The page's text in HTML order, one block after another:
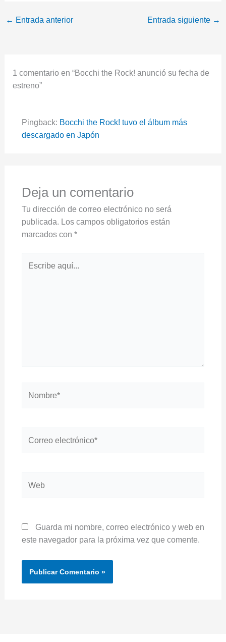
← Entrada anterior Entrada siguiente →
1 comentario en “Bocchi the Rock! anunció su fecha de
estreno”
Pingback: Bocchi the Rock! tuvo el álbum más
descargado en Japón
Deja un comentario
Tu dirección de correo electrónico no será
publicada. Los campos obligatorios están
marcados con *
aquí...
electrónico*
Guarda mi nombre, correo electrónico y web en
este navegador para la próxima vez que comente.